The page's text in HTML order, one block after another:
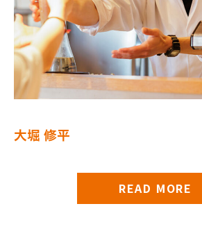
大堀 修平
READ MORE